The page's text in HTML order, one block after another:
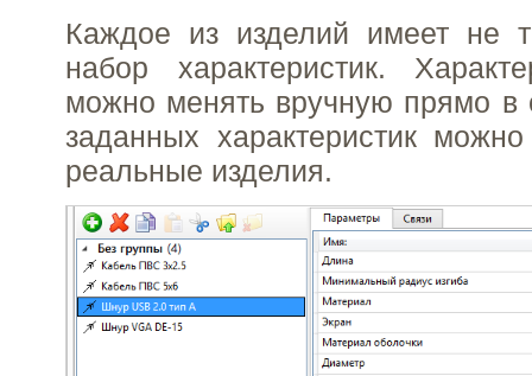
Каждое из изделий имеет не
набор характеристик.
можно менять вручную прямо в
заданных характеристик
реальные изделия.